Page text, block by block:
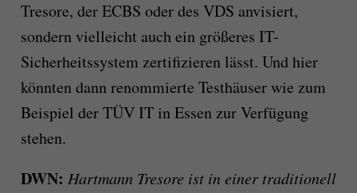
Tresore, der ECBS oder des VDS anvisiert,
sondern vielleicht auch ein größeres IT-
Sicherheitssystem zertifizieren lässt. Und hier
könnten dann renommierte Testhäuser wie zum
Beispiel der TÜV IT in Essen zur Verfügung
stehen.
DWN: Hartmann Tresore ist in einer traditionell